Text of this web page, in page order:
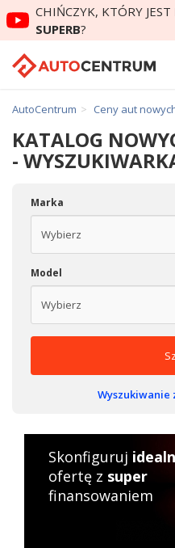
CHIŃCZYK, KTÓRY JEST
SUPERB?
AutoCentrum Ceny aut
KATALOG
-
Marka
Model
Wyszukiwanie
Skonfiguruj
ofertę z super
finansowaniem